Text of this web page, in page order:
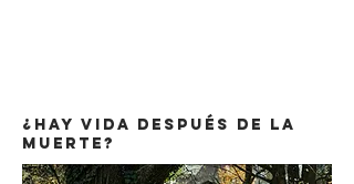
¿Hay vida después de la
muerte?